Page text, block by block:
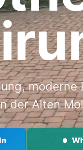
moderne
der Alten